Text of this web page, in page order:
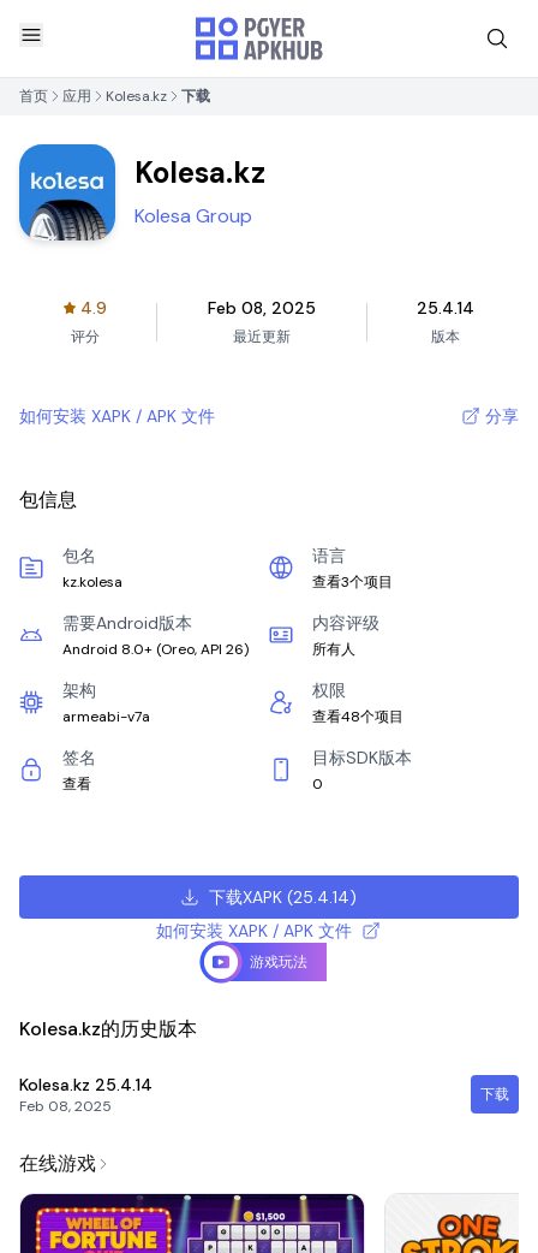
首页 应用 Kolesa.kz 下载
Kolesa.kz
Kolesa Group
4.9
评分
Feb 08, 2025
最近更新
25.4.14
版本
如何安装 XAPK / APK 文件 分享
包信息
包名
kz.kolesa
语言
查看3个项目
需要Android版本
Android 8.0+ (Oreo, API 26)
内容评级
所有人
架构
armeabi-v7a
权限
查看48个项目
签名
查看
目标SDK版本
0
下载XAPK (25.4.14)
如何安装 XAPK / APK 文件
游戏玩法
Kolesa.kz的历史版本
Kolesa.kz 25.4.14
Feb 08, 2025
下载
在线游戏